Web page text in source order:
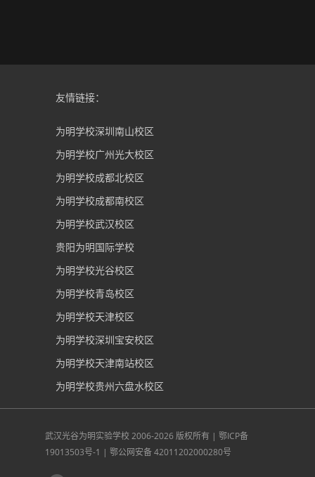
友情链接：
为明学校深圳南山校区
为明学校广州光大校区
为明学校成都北校区
为明学校成都南校区
为明学校武汉校区
贵阳为明国际学校
为明学校光谷校区
为明学校青岛校区
为明学校天津校区
为明学校深圳宝安校区
为明学校天津南站校区
为明学校贵州六盘水校区
武汉光谷为明实验学校2006-2026 版权所有 | 鄂ICP备
19013503号-1 | 鄂公网安备 42011202000280号